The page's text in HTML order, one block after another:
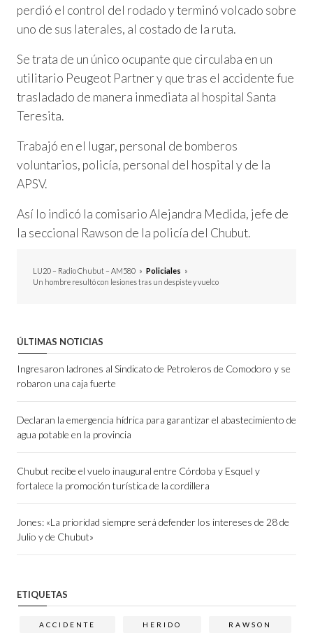
perdió el control del rodado y terminó volcado sobre
uno de sus laterales, al costado de la ruta.
Se trata de un único ocupante que circulaba en un
utilitario Peugeot Partner y que tras el accidente fue
trasladado de manera inmediata al hospital Santa
Teresita.
Trabajó en el lugar, personal de bomberos
voluntarios, policía, personal del hospital y de la
APSV.
Así lo indicó la comisario Alejandra Medida, jefe de
la seccional Rawson de la policía del Chubut.
LU20 – Radio Chubut – AM580 » Policiales »
Un hombre resultó con lesiones tras un despiste y vuelco
ÚLTIMAS NOTICIAS
Ingresaron ladrones al Sindicato de Petroleros de Comodoro y se
robaron una caja fuerte
Declaran la emergencia hídrica para garantizar el abastecimiento de
agua potable en la provincia
Chubut recibe el vuelo inaugural entre Córdoba y Esquel y
fortalece la promoción turística de la cordillera
Jones: «La prioridad siempre será defender los intereses de 28 de
Julio y de Chubut»
ETIQUETAS
ACCIDENTE HERIDO RAWSON